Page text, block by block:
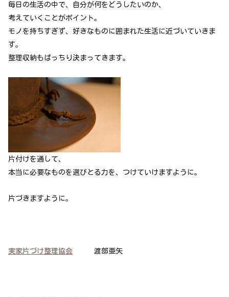
毎日の生活の中で、自分が何をどうしたいのか、
考えていくことがポイント。
モノを持ちすぎず、好きなものに囲まれた生活に近づいていきま
す。
整理収納もばっちり決まってきます。
片付けを通して、
本当に必要なものを選びとる力を、つけていけますように。
片づきますように。
実家片づけ整理協会 渡部亜矢